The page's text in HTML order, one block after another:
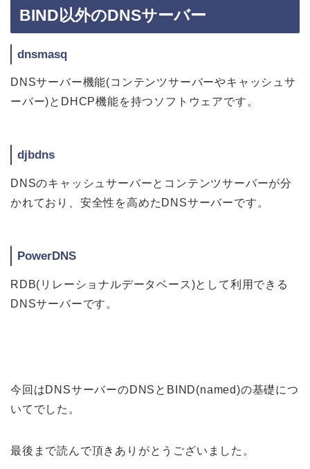
BIND以外のDNSサーバー
dnsmasq
DNSサーバー機能(コンテンツサーバーやキャッシュサ
ーバー)とDHCP機能を持つソフトウェアです。
djbdns
DNSのキャッシュサーバーとコンテンツサーバーが分
かれており、安全性を高めたDNSサーバーです。
PowerDNS
RDB(リレーショナルデータベース)として利用できる
DNSサーバーです。
今回はDNSサーバーのDNSとBIND(named)の基礎につ
いてでした。
最後まで読んで頂きありがとうございました。